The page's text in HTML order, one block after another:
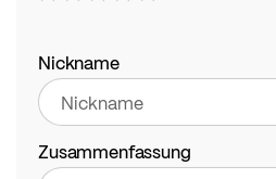
star
stars
stars
stars
stars
Nickname
Zusammenfassung